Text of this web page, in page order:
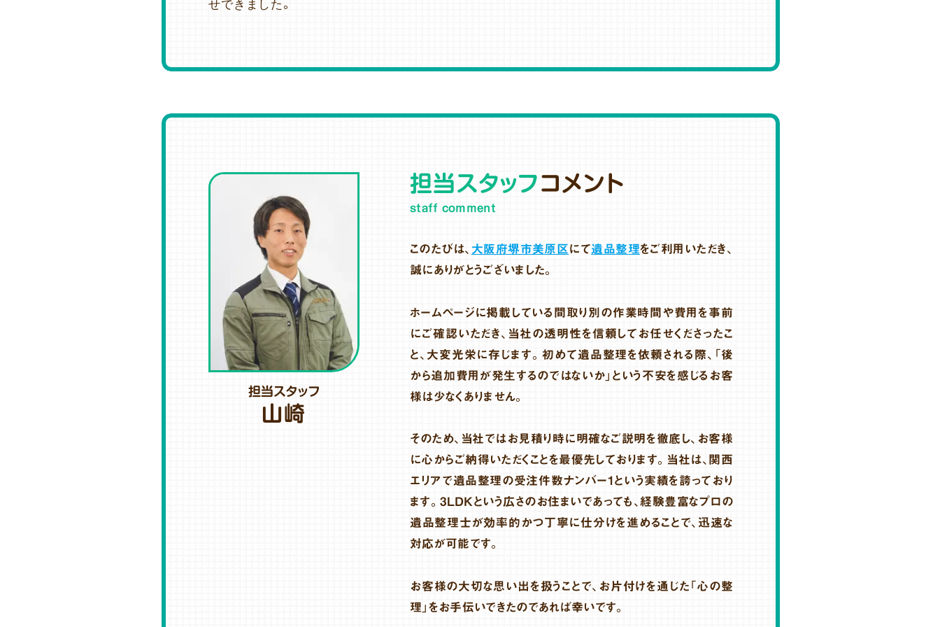
せできました。
担当スタッフコメント
staff comment
このたびは、 大阪府堺市美原区にて遺品整理をご利用いただき、
誠にありがとうございました。
ホームページに掲載している間取り別の作業時間や費用を事前
にご確認いただき、当社の透明性を信頼してお任せくださったこ
と、大変光栄に存じます。初めて遺品整理を依頼される際、「後
から追加費用が発生するのではないか」という不安を感じるお客
様は少なくありません。
そのため、当社ではお見積り時に明確なご説明を徹底し、お客様
に心からご納得いただくことを最優先しております。当社は、関西
エリアで遺品整理の受注件数ナンバー1という実績を誇っており
ます。3LDKという広さのお住まいであっても、経験豊富なプロの
遺品整理士が効率的かつ丁寧に仕分けを進めることで、迅速な
対応が可能です。
お客様の大切な思い出を扱うことで、お片付けを通じた「心の整
理」をお手伝いできたのであれば幸いです。
担当スタッフ
山崎